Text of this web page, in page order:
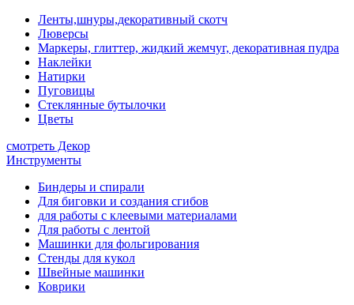
Ленты,шнуры,декоративный скотч
Люверсы
Маркеры, глиттер, жидкий жемчуг, декоративная пудра
Наклейки
Натирки
Пуговицы
Стеклянные бутылочки
Цветы
смотреть Декор
Инструменты
Биндеры и спирали
Для биговки и создания сгибов
для работы с клеевыми материалами
Для работы с лентой
Машинки для фольгирования
Стенды для кукол
Швейные машинки
Коврики